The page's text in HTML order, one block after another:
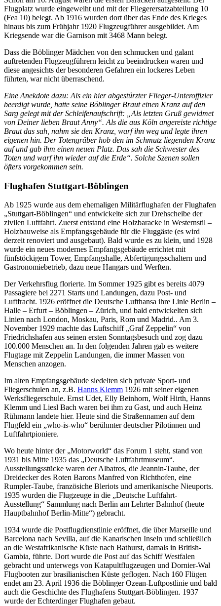
Flugplatz wurde eingeweiht und mit der Fliegerersatzabteilung 10
(Fea 10) belegt. Ab 1916 wurden dort über das Ende des Krieges
hinaus bis zum Frühjahr 1920 Flugzeugführer ausgebildet. Am
Kriegsende war die Garnison mit 3468 Mann belegt.
Dass die Böblinger Mädchen von den schmucken und galant
auftretenden Flugzeugführern leicht zu beeindrucken waren und
diese angesichts der besonderen Gefahren ein lockeres Leben
führten, war nicht überraschend.
Eine Anekdote dazu: Als ein hier abgestürzter Flieger-Unteroffizier
beerdigt wurde, hatte seine Böblinger Braut einen Kranz auf den
Sarg gelegt mit der Schleifenaufschrift: „Als letzten Gruß gewidmet
von Deiner lieben Braut Anny“. Als die aus Köln angereiste richtige
Braut das sah, nahm sie den Kranz, warf ihn weg und legte ihren
eigenen hin. Der Totengräber hob den im Schmutz liegenden Kranz
auf und gab ihm einen neuen Platz. Das sah die Schwester des
Toten und warf ihn wieder auf die Erde“. Solche Szenen sollen
öfters vorgekommen sein.
Flughafen Stuttgart-Böblingen
Ab 1925 wurde aus dem ehemaligen Militärflughafen der Flughafen
„Stuttgart-Böblingen“ und entwickelte sich zur Drehscheibe der
zivilen Luftfahrt. Zuerst entstand eine Holzbaracke in Westernstil –
Holzbauweise als Empfangsgebäude für die Fluggäste (es wird
derzeit renoviert und ausgebaut). Bald wurde es zu klein, und 1928
wurde ein neues modernes Empfangsgebäude errichtet mit
fünfstöckigem Tower, Empfangshalle, Abfertigungsschaltern und
Gastronomiebetrieb, dazu neue Hangars und Werften.
Der Verkehrsflug florierte. Im Sommer 1925 gibt es bereits 4079
Passagiere bei 2271 Starts und Landungen, dazu Post- und
Luftfracht. 1926 eröffnet die Deutsche Lufthansa ihre Linie Berlin –
Halle – Erfurt – Böblingen – Zürich, und bald entwickelten sich
Linien nach London, Moskau, Paris, Rom und Madrid.. Am 3.
November 1929 machte das Luftschiff „Graf Zeppelin“ von
Friedrichshafen aus seinen ersten Sonntagsbesuch und zog dazu
100.000 Menschen an. In den folgenden Jahren gab es weitere
Flugtage mit Zeppelin Landungen, die immer Massen von
Menschen anzogen.
Im alten Empfangsgebäude siedelten sich private Sport- und
Fliegerschulen an, z.B. Hanns Klemm 1926 mit seiner eigenen
Werksfliegerschule. Ernst Udet, Elly Beinhorn, Wolf Hirth, Hanns
Klemm und Liesl Bach waren bei ihm zu Gast, und auch Heinz
Rühmann landete hier. Heute sind die Straßennamen auf dem
Flugfeld ein „who-is-who“ berühmter deutscher Pilotinnen und
Luftfahrtpioniere.
Wo heute hinter der „Motorworld“ das Forum 1 steht, stand von
1931 bis Mitte 1935 das „Deutsche Luftfahrtmuseum“.
Ausstellungsstücke waren der Albatros, die Jeannin-Taube, der
Dreidecker des Roten Barons Manfred von Richthofen, eine
Rumpler-Taube, französiche Bleriots und amerikanische Nieuports.
1935 wurden die Flugzeuge in die „Deutsche Luftfahrt-
Ausstellung“ Sammlung nach Berlin am Lehrter Bahnhof (heute
Hauptbahnhof Berlin-Mitte“) gebracht.
1934 wurde die Postflugdienstlinie eröffnet, die über Marseille und
Barcelona nach Sevilla, auf die Kanarischen Inseln und schließlich
an die Westafrikanische Küste nach Bathurst, damals in British-
Gambia, führte. Dort wurde die Post auf das Schiff Westfalen
gebracht und unterwegs von Katapultflugzeugen und Dornier-Wal
Flugbooten zur brasilianischen Küste geflogen. Nach 160 Flügen
endet am 23. April 1936 die Böblinger Ozean-Luftpostlinie und bald
auch die Geschichte des Flughafens Stuttgart-Böblingen. 1937
wurde der Echterdinger Flughafen gebaut.